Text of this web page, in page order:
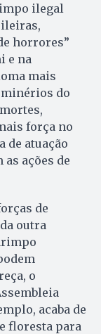
ilegal
horrores”
e na
mais
do
força no
de atuação
ações de
de
outra
o
acaba de
floresta para